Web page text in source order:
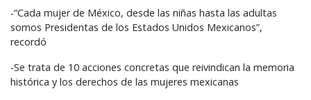
-“Cada mujer de México, desde las niñas hasta las adultas
somos Presidentas de los Estados Unidos Mexicanos”,
recordó
-Se trata de 10 acciones concretas que reivindican la memoria
histórica y los derechos de las mujeres mexicanas